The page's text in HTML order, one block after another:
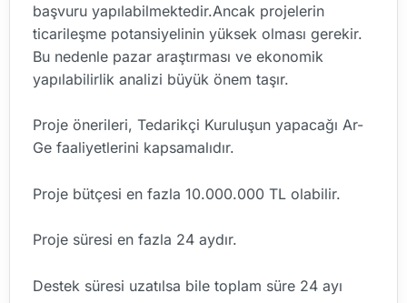
başvuru yapılabilmektedir.Ancak projelerin
ticarileşme potansiyelinin yüksek olması gerekir.
Bu nedenle pazar araştırması ve ekonomik
yapılabilirlik analizi büyük önem taşır.
Proje önerileri, Tedarikçi Kuruluşun yapacağı Ar-
Ge faaliyetlerini kapsamalıdır.
Proje bütçesi en fazla 10.000.000 TL olabilir.
Proje süresi en fazla 24 aydır.
Destek süresi uzatılsa bile toplam süre 24 ayı